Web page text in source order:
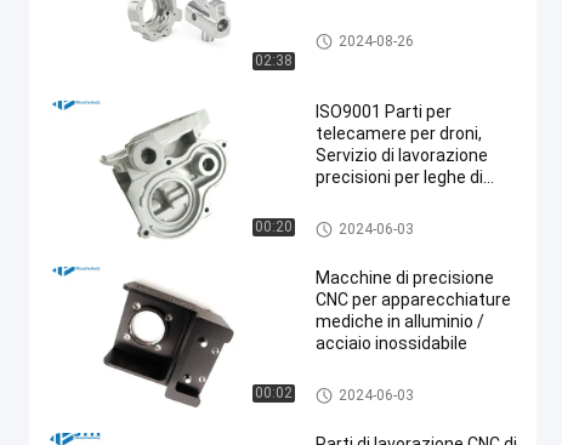
02:38
lavorare di precisione di CNC
2024-08-26
00:20
ISO9001 Parti per
telecamere per droni,
Servizio di lavorazione
precisioni per leghe di
lavorare di precisione di CNC
2024-06-03
00:02
Macchine di precisione
CNC per apparecchiature
mediche in alluminio /
acciaio inossidabile
lavorare di precisione di CNC
2024-06-03